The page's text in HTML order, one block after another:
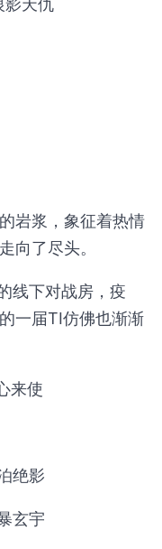
影天仇
岩浆，象征着热情
向了尽头。
线下对战房，疫
一届TI仿佛也渐渐
来使
绝影
玄宇